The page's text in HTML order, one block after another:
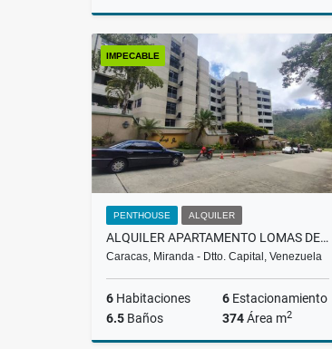
Alquiler
US$3,000
IMPECABLE
PENTHOUSE ALQUILER
ALQUILER APARTAMENTO LOMAS DE LA LAGUNITA, EL HATILLO, LMAW 002-25
Caracas, Miranda - Dtto. Capital, Venezuela
6 Habitaciones 6 Estacionamiento
6.5 Baños 374Área m2